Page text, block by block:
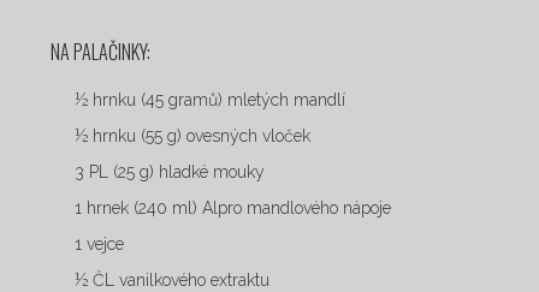
NA PALAČINKY:
½ hrnku (45 gramů) mletých mandlí
½ hrnku (55 g) ovesných vloček
3 PL (25 g) hladké mouky
1 hrnek (240 ml) Alpro mandlového nápoje
1 vejce
½ ČL vanilkového extraktu